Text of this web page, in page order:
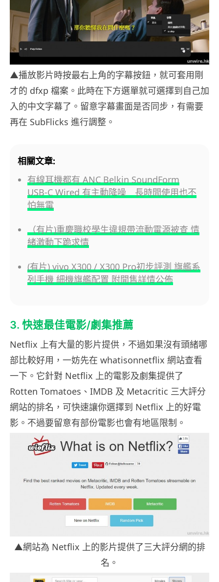
▲播放影片時按最右上角的字幕按鈕，就可套用剛
才的 dfxp 檔案。此時在下方選單就可選擇到自己加
入的中文字幕了。留意字幕畫面是否同步，有需要
再在 SubFlicks 進行調整。
相關文章:
有線耳機都有 ANC Belkin SoundForm
USB-C Wired 有主動降噪 長時間使用也不
怕無電
（有片)重慶職校學生違規帶流動電源被查 情
緒激動下跪求情
(有片) vivo X300 / X300 Pro初步評測 旗艦系
列手機 細機旗艦配置 附開售詳情公佈
3. 快速最佳電影/劇集推薦
Netflix 上有大量的影片提供，不過如果沒有頭緒哪
部比較好用，一妨先在 whatisonnetflix 網站查看
一下。它針對 Netflix 上的電影及劇集提供了
Rotten Tomatoes、IMDB 及 Metacritic 三大評分
網站的排名，可快速讓你選擇到 Netflix 上的好電
影。不過要留意有部份電影也會有地區限制。
▲網站為 Netflix 上的影片提供了三大評分網的排
名。